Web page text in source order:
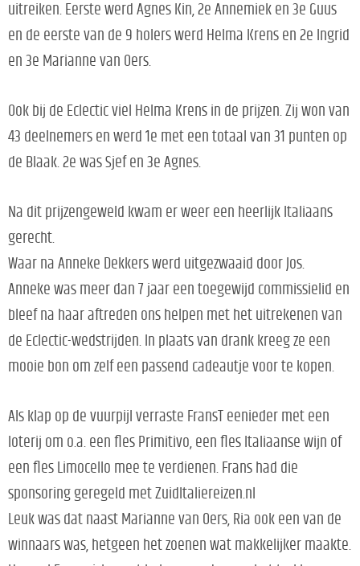
uitreiken. Eerste werd Agnes Kin, 2e Annemiek en 3e Guus
en de eerste van de 9 holers werd Helma Krens en 2e Ingrid
en 3e Marianne van Oers.
Ook bij de Eclectic viel Helma Krens in de prijzen. Zij won van
43 deelnemers en werd 1e met een totaal van 31 punten op
de Blaak. 2e was Sjef en 3e Agnes.
Na dit prijzengeweld kwam er weer een heerlijk Italiaans
gerecht.
Waar na Anneke Dekkers werd uitgezwaaid door Jos.
Anneke was meer dan 7 jaar een toegewijd commissielid en
bleef na haar aftreden ons helpen met het uitrekenen van
de Eclectic-wedstrijden. In plaats van drank kreeg ze een
mooie bon om zelf een passend cadeautje voor te kopen.
Als klap op de vuurpijl verraste FransT eenieder met een
loterij om o.a. een fles Primitivo, een fles Italiaanse wijn of
een fles Limocello mee te verdienen. Frans had die
sponsoring geregeld met ZuidItaliereizen.nl
Leuk was dat naast Marianne van Oers, Ria ook een van de
winnaars was, hetgeen het zoenen wat makkelijker maakte.